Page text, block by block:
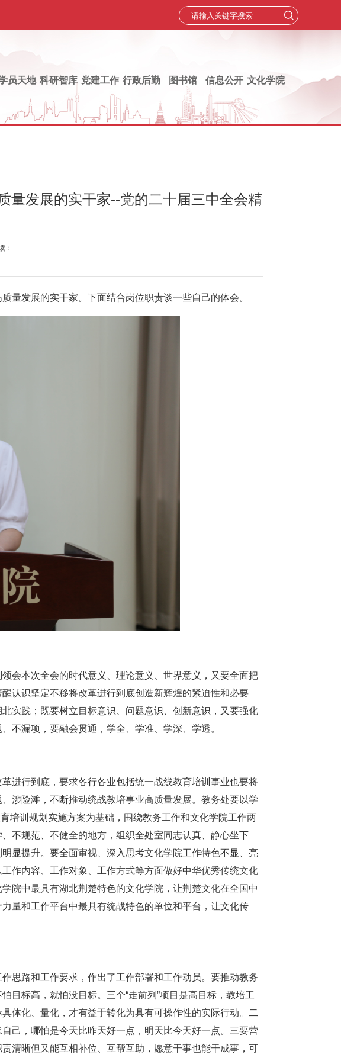
员天地 科研智库 党建工作 行政后勤 图书馆 信息公开 文化学院
量发展的实干家--党的二十届三中全会精
：
量发展的实干家。 下面结合岗位职责谈一些自己的体会。
会本次全会的时代意义、理论意义、世界意义，又要全面把
认识坚定不移将改革进行到底创造新辉煌的紧迫性和必要
实践；既要树立目标意识、问题意识、创新意识，又要强化
不漏项，要融会贯通，学全、学准、学深、学透。
进行到底，要求各行各业包括统一战线教育培训事业也要将
涉险滩，不断推动统战教培事业高质量发展。教务处要以学
培训规划实施方案为基础，围绕教务工作和文化学院工作两
不规范、不健全的地方，组织全处室同志认真、静心坐下
显提升。要全面审视、深入思考文化学院工作特色不显、亮
作内容、工作对象、工作方式等方面做好中华优秀传统文化
院中最具有湖北荆楚特色的文化学院，让荆楚文化在全国中
量和工作平台中最具有统战特色的单位和平台，让文化传
思路和工作要求，作出了工作部署和工作动员。要推动教务
目标高，就怕没目标。三个“走前列”项目是高目标，教培工
体化、量化，才有益于转化为具有可操作性的实际行动。二
己，哪怕是今天比昨天好一点，明天比今天好一点。三要营
清晰但又能互相补位、互帮互助，愿意干事也能干成事，可